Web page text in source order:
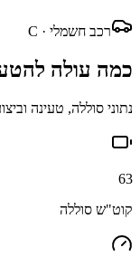
רכב חשמלי · C
כמה עולה
נתוני סוללה, טעינה
63
קוט"ש סוללה